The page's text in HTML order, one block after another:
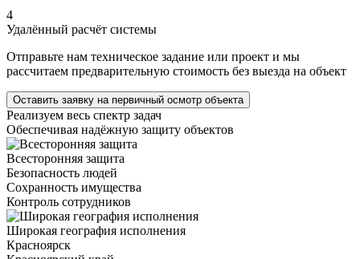
4
Удалённый расчёт системы
Отправьте нам техническое задание или проект и мы
рассчитаем предварительную стоимость без выезда на объект
Оставить заявку на первичный осмотр объекта
Реализуем весь спектр задач
Обеспечивая надёжную защиту объектов
Всесторонняя защита
Безопасность людей
Сохранность имущества
Контроль сотрудников
Широкая география исполнения
Красноярск